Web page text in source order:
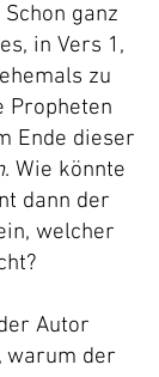
ganz
in Vers 1,
zu
Propheten
Ende dieser
. Wie könnte
dann der
welcher
Autor
warum der